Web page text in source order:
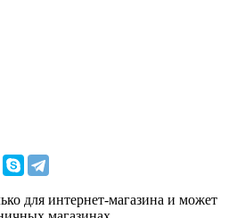
для интернет-магазина и может